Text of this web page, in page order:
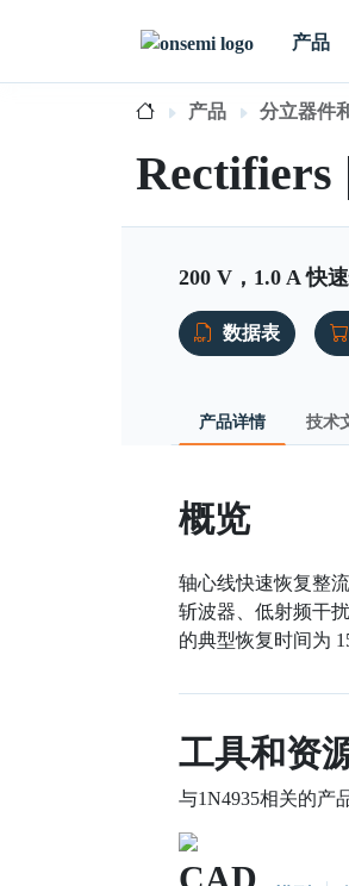
产品
产品 分立器件
Rectifiers
200 V，1.0 A 快
数据表
产品详情 技术
概览
轴心线快速恢复整
斩波器、低射频干
的典型恢复时间为
工具和资
与1N4935相关的产